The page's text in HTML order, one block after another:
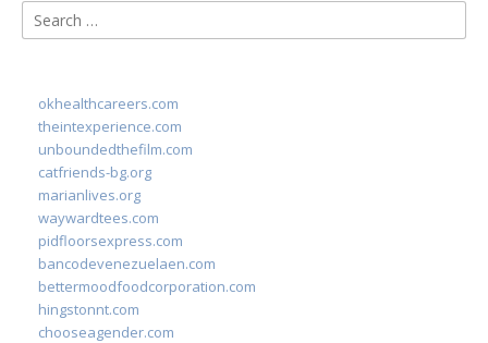
Search
for:
okhealthcareers.com
theintexperience.com
unboundedthefilm.com
catfriends-bg.org
marianlives.org
waywardtees.com
pidfloorsexpress.com
bancodevenezuelaen.com
bettermoodfoodcorporation.com
hingstonnt.com
chooseagender.com